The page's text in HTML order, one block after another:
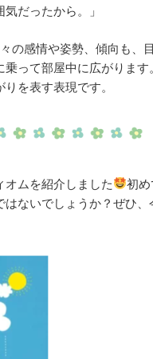
だったから。」
の感情や姿勢、傾向も、
乗って部屋中に広がります
りを表す表現です。
オムを紹介しました
初め
はないでしょうか？ぜひ、